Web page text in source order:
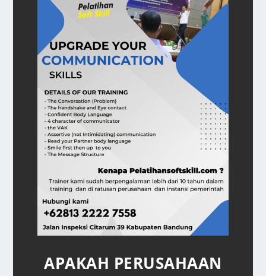
APAKAH PERUSAHAAN